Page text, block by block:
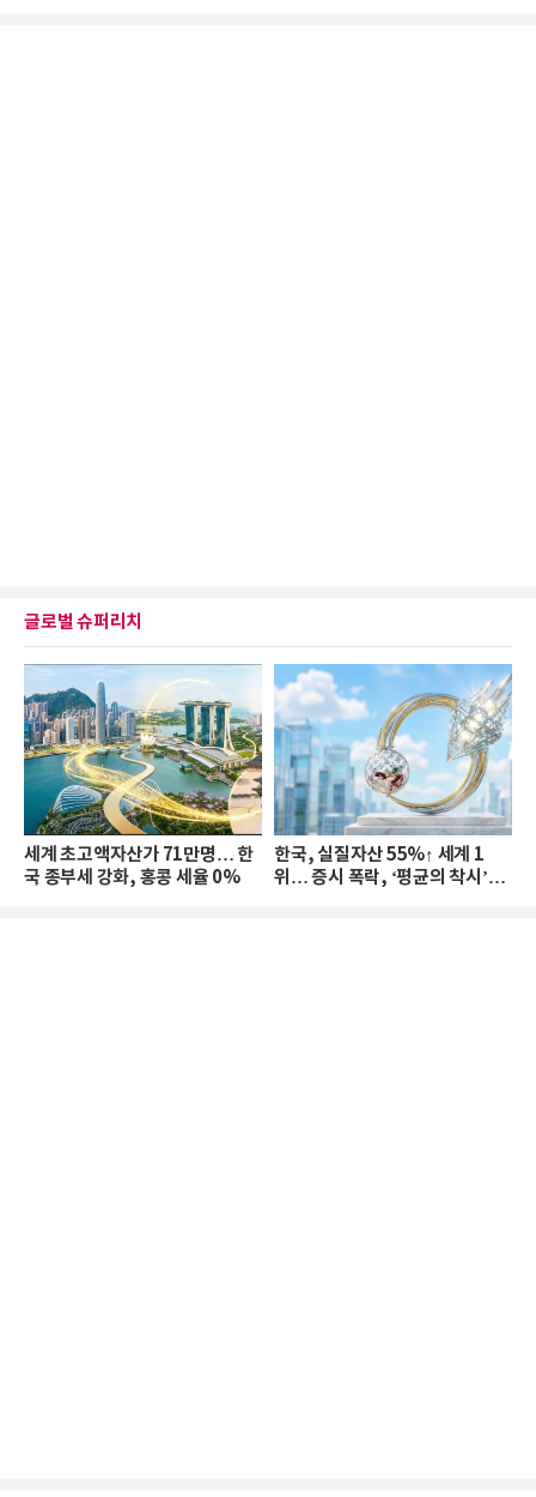
글로벌 슈퍼리치
세계 초고액자산가 71만명… 한
국 종부세 강화, 홍콩 세율 0%
한국, 실질자산 55%↑ 세계 1
위… 증시 폭락, ‘평균의 착시’와